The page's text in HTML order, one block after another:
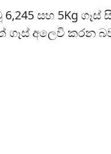
සහ 5Kg
ගෑස් අලෙවි කරන